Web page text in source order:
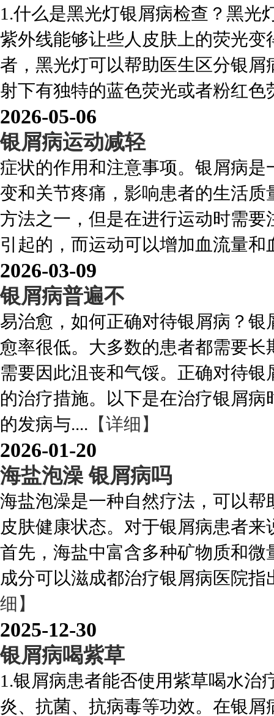
1.什么是黑光灯银屑病检查？黑光
紫外线能够让些人皮肤上的荧光
者，黑光灯可以帮助医生区分银
射下有独特的蓝色荧光或者粉红色
2026-05-06
银屑病运动减轻
症状的作用和注意事项。银屑病
变和关节疼痛，影响患者的生活
方法之一，但是在进行运动时需
引起的，而运动可以增加血流量和
2026-03-09
银屑病普遍不
易治愈，如何正确对待银屑病？
愈率很低。大多数的患者都需要
需要因此沮丧和气馁。正确对待
的治疗措施。以下是在治疗银屑
的发病与.... 【详细】
2026-01-20
海盐泡澡 银屑病吗
海盐泡澡是一种自然疗法，可以
皮肤健康状态。对于银屑病患者
首先，海盐中富含多种矿物质和
成分可以滋成都治疗银屑病医院
细】
2025-12-30
银屑病喝紫草
1.银屑病患者能否使用紫草喝水治
炎、抗菌、抗病毒等功效。在银